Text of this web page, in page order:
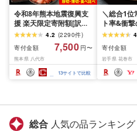
令和8年熊本地震復興支
援 楽天限定寄附額[訳あ
り]牛タン 500g〜2kg 肉
牛肉 訳あり 牛タン 冷凍
小分け 厚切り 薄切り 食
べ比べ 500g 1kg 1.5kg
2kg 牛 人気 ビーフ 牛た
ん ふるさと納税 ランキ
4.2 (2290件)
寄付金額
7,500 円〜
熊本県 八代市
13サイトで比較
＼総合1位
ト率&衝
厚切り牛
ピード発
内発送≫
500g / 1kg
届く 牛肉
と 人気 ラ
寄付金額
岩手県 花巻市
総合 人気の品ランキング